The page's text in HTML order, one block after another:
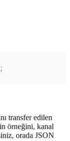
transfer edilen
örneğini, kanal
orada JSON